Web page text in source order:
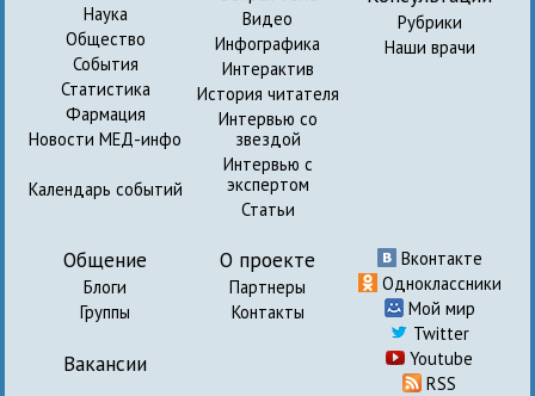
Наука
Общество
События
Статистика
Фармация
Новости МЕД-инфо
Календарь событий
Видео
Инфографика
Интерактив
История читателя
Интервью со
звездой
Интервью с
экспертом
Статьи
Рубрики
Наши врачи
Общение
Блоги
Группы
Вакансии
О проекте
Партнеры
Контакты
Вконтакте
Одноклассники
Мой мир
Twitter
Youtube
RSS